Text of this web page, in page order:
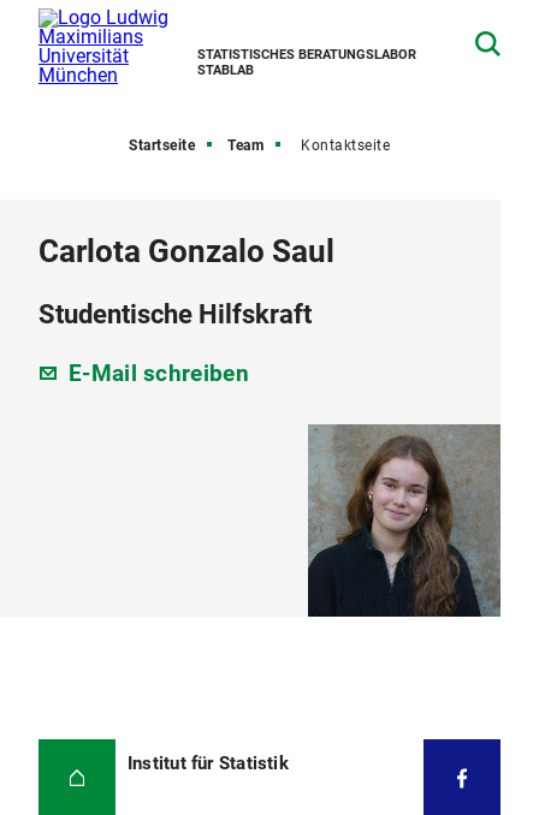
STATISTISCHES BERATUNGSLABOR
STABLAB
Startseite Team Kontaktseite
Carlota Gonzalo Saul
Studentische Hilfskraft
E-Mail schreiben
Institut für Statistik